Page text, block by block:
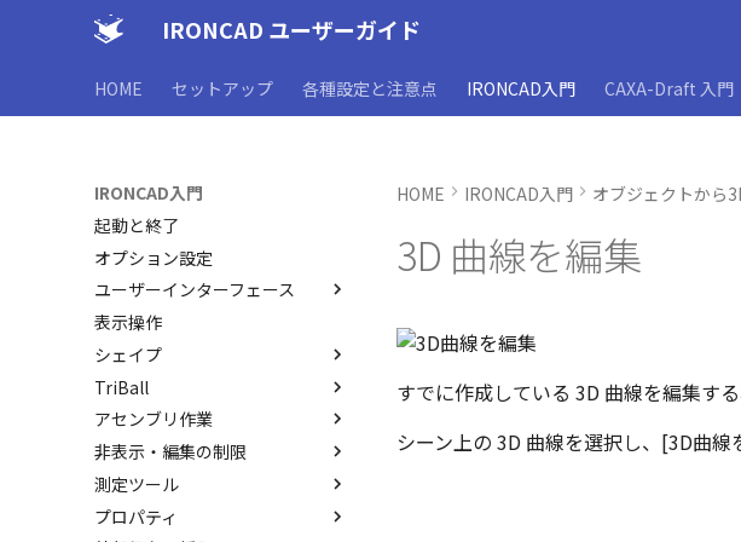
IRONCAD ユーザーガイド
HOME セットアップ 各種設定と注意点 IRONCAD入門 CAXA-Draft 入門
IRONCAD入門
起動と終了
オプション設定
ユーザーインターフェース
ユーザーインターフェースと各
部名称
インターフェースのカスタマイ
ズ
表示操作
シェイプ
IRONCAD で扱う要素
要素の選択方法
カタログからのドラッグ＆ドロ
ップによるモデリング
SmartSnap（スマートスナッ
プ）機能
TriBall
TriBallとは
起動と解除
軸ハンドル（直線移動）
平面ハンドル（面移動）
アセンブリ作業
アセンブリの作成と解除
アセンブリ構造の変更
アセンブリミラー
非表示・編集の制限
概要
非表示
測定ツール
SmartDimension
プロパティ
HOME IRONCAD入門 オブジェクトから
3D 曲線を編集
すでに作成している 3D 曲線を編集する
シーン上の 3D 曲線を選択し、[3D曲線